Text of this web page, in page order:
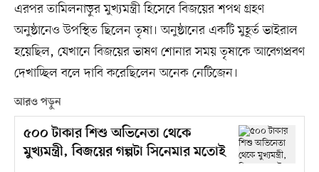
এরপর তামিলনাড়ুর মুখ্যমন্ত্রী হিসেবে বিজয়ের শপথ গ্রহণ
অনুষ্ঠানেও উপস্থিত ছিলেন তৃষা। অনুষ্ঠানের একটি মুহূর্ত ভাইরাল
হয়েছিল, যেখানে বিজয়ের ভাষণ শোনার সময় তৃষাকে আবেগপ্রবণ
দেখাচ্ছিল বলে দাবি করেছিলেন অনেক নেটিজেন।
আরও পড়ুন
৫০০ টাকার শিশু অভিনেতা থেকে
মুখ্যমন্ত্রী, বিজয়ের গল্পটা সিনেমার মতোই